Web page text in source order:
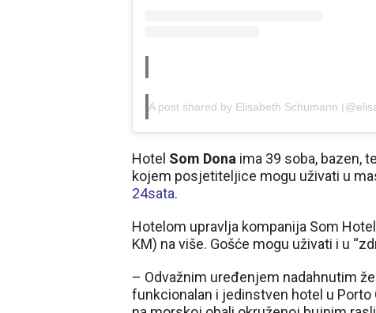
A post shared by Elisabeth Schumann
Hotel Som Dona ima 39 soba, bazen,
kojem posjetiteljice mogu uživati u
24sata.
Hotelom upravlja kompanija Som
KM) na više. Gošće mogu uživati i u
– Odvažnim uređenjem nadahnutim
funkcionalan i jedinstven hotel u